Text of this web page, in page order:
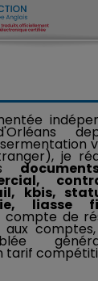
je
kbis,
liasse
de
comptes,
tarif